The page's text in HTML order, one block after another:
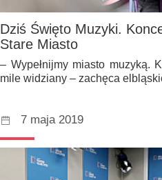
Dziś Święto Muzyki.
Stare Miasto
– Wypełnijmy miasto muzyką.
mile widziany – zachęca
7 maja 2019